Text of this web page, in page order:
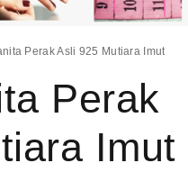
Perak Asli 925 Mutiara Imut
Perak
Imut